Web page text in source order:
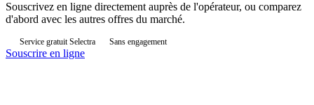
Souscrivez en ligne directement auprès de l'opérateur, ou comparez
d'abord avec les autres offres du marché.
Service gratuit Selectra Sans engagement
Souscrire en ligne